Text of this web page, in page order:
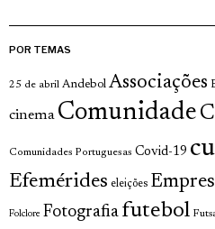
POR TEMAS
25 de abril Andebol Associações
cinema Comunidade
Comunidades Portuguesas Covid-19
Efemérides eleições
Folclore Fotografia futebol